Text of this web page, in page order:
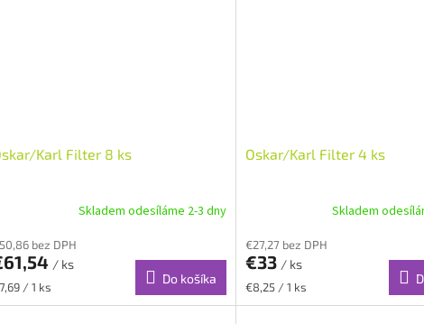
Karl Filter 8 ks
Skladem odesíláme 2-3 dny
bez DPH
/ ks
/ 1 ks
Do košíka
Oskar/Karl Filter 4 ks
Skladem
€27,27 bez DPH
€33 / ks
Jednotková
cena:
€8,25 / 1 ks